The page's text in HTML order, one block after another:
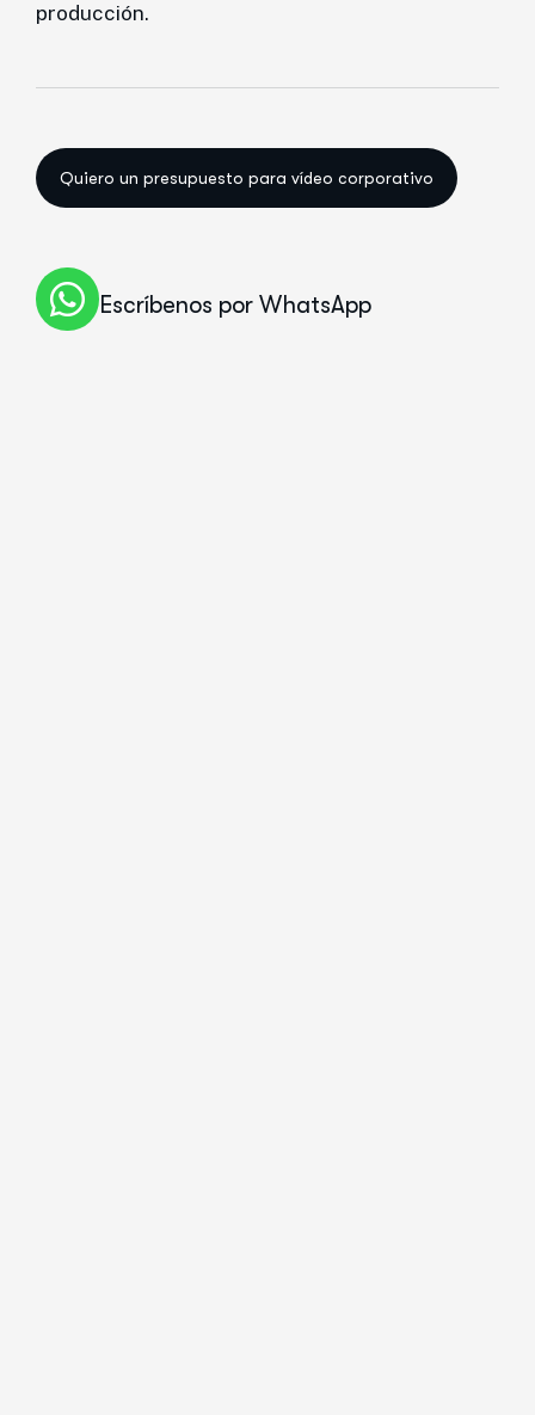
producción.
Quiero un presupuesto para vídeo corporativo
Escríbenos por WhatsApp